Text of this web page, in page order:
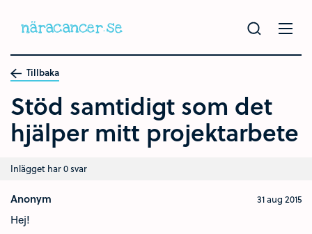
Tillbaka
Stöd samtidigt som det
hjälper mitt projektarbete
Inlägget har 0 svar
Anonym 31 aug 2015
Hej!